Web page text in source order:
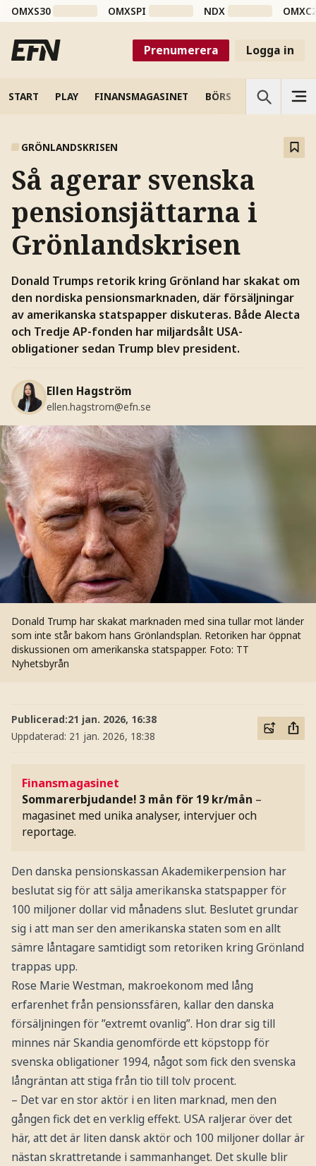
OMXS30 OMXSPI NDX
Prenumerera Logga in
START PLAY FINANSMAGASINET BÖRS VETENSKAP
GRÖNLANDSKRISEN
Så agerar svenska
pensionsjättarna i
Grönlandskrisen
Donald Trumps retorik kring Grönland har skakat om
den nordiska pensionsmarknaden, där försäljningar
av amerikanska statspapper diskuteras. Både Alecta
och Tredje AP-fonden har miljardsålt USA-
obligationer sedan Trump blev president.
Ellen Hagström
ellen.hagstrom@efn.se
Donald Trump har skakat marknaden med sina tullar mot länder
som inte står bakom hans Grönlandsplan. Retoriken har öppnat
diskussionen om amerikanska statspapper. Foto: TT
Nyhetsbyrån
Publicerad:21 jan. 2026, 16:38
Uppdaterad: 21 jan. 2026, 18:38
Finansmagasinet
Sommarerbjudande! 3 mån för 19 kr/mån –
magasinet med unika analyser, intervjuer och
reportage.
Den danska pensionskassan Akademikerpension har
beslutat sig för att sälja amerikanska statspapper för
100 miljoner dollar vid månadens slut. Beslutet grundar
sig i att man ser den amerikanska staten som en allt
sämre låntagare samtidigt som retoriken kring Grönland
trappas upp.
Rose Marie Westman, makroekonom med lång
erfarenhet från pensionssfären, kallar den danska
försäljningen för ”extremt ovanlig”. Hon drar sig till
minnes när Skandia genomförde ett köpstopp för
svenska obligationer 1994, något som fick den svenska
långräntan att stiga från tio till tolv procent.
– Det var en stor aktör i en liten marknad, men den
gången fick det en verklig effekt. USA raljerar över det
här, att det är liten dansk aktör och 100 miljoner dollar är
nästan skrattretande i sammanhanget. Det skulle blir